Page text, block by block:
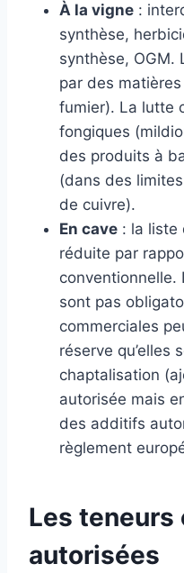
À la vigne :
synthèse,
synthèse, OGM.
par des
fumier). La lutte
fongiques
des produits à
(dans des
de cuivre).
En cave : la liste
réduite par
conventionnelle.
sont pas
commerciales
réserve qu’elles
chaptalisation
autorisée mais
des additifs
règlement
Les teneurs
autorisées